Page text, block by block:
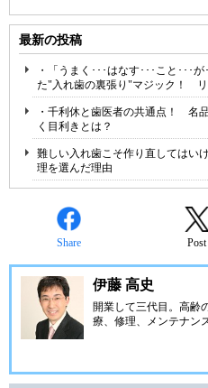
最新の投稿
・「うまく･･･はなす･･･こと･･･
た"入れ歯の裏張り"マジック！
・千利休と歯医者の共通点！ 名
く目利きとは？
難しい入れ歯こそ作り直しては
理を選んだ理由
Share Post
伊藤 高史
開業して三代目。高齢
療、修理、メンテナン